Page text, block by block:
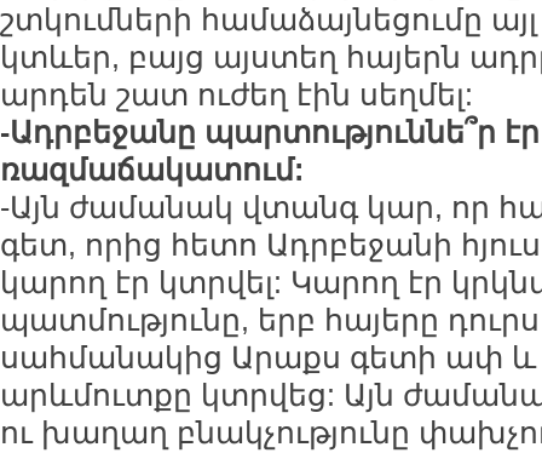
շտկումների համաձայնեցումը
կտևեր, բայց այստեղ հայերն
արդեն շատ ուժեղ էին սեղմել:
-Ադրբեջանը պարտություննե՞ր էր
ռազմաճակատում:
-Այն ժամանակ վտանգ կար, որ
գետ, որից հետո Ադրբեջանի
կարող էր կտրվել: Կարող էր
պատմությունը, երբ հայերը
սահմանակից Արաքս գետի ափ և
արևմուտքը կտրվեց: Այն
ու խաղաղ բնակչությունը